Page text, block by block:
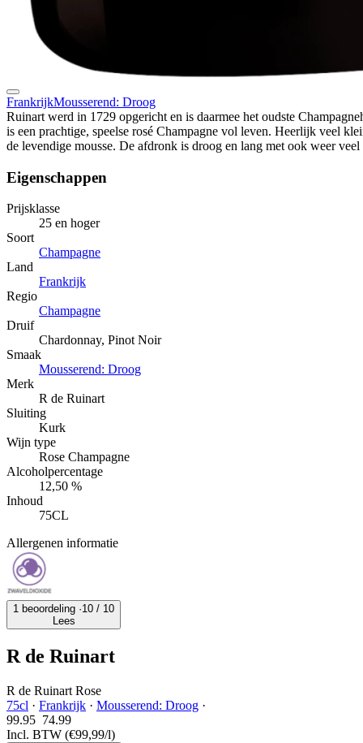
FrankrijkMousserend: Droog
Ruinart werd in 1729 opgericht en is daarmee het oudste
is een prachtige, speelse rosé Champagne vol leven. Heerlijk veel
de levendige mousse. De afdronk is droog en lang met ook weer
Eigenschappen
Prijsklasse
25 en hoger
Soort
Champagne
Land
Frankrijk
Regio
Champagne
Druif
Chardonnay, Pinot Noir
Smaak
Mousserend: Droog
Merk
R de Ruinart
Sluiting
Kurk
Wijn type
Rose Champagne
Alcoholpercentage
12,50 %
Inhoud
75CL
Allergenen informatie
1 beoordeling ·10 / 10
Lees
R de Ruinart
R de Ruinart Rose
75cl · Frankrijk · Mousserend: Droog ·
99.95 74.99
Incl. BTW (€99,99/l)